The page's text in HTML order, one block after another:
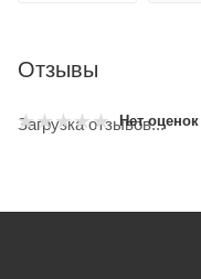
Отзывы
Нет оценок
Загрузка отзывов...